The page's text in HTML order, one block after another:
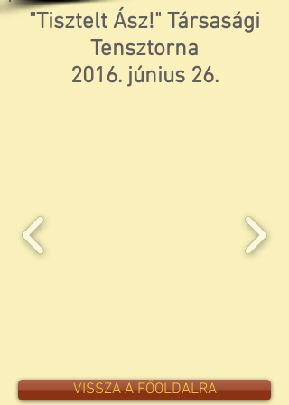
"Tisztelt Ász!" Társasági
Tensztorna
2016. június 26.
VISSZA A FŐOLDALRA